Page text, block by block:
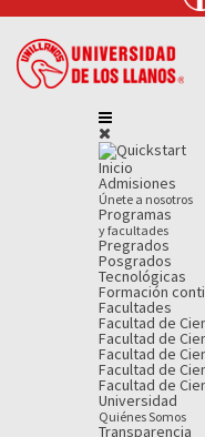
Inicio
Admisiones
Únete a nosotros
Programas
y facultades
Pregrados
Posgrados
Tecnológicas
Formación
Facultades
Facultad de
Facultad de
Facultad de
Facultad de
Facultad de
Universidad
Quiénes Somos
Transparencia